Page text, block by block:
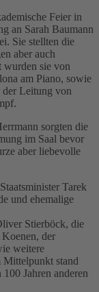
Feier in
an Sarah Baumann
Sie stellten die
aber auch
wurden sie von
am Piano, sowie
der Leitung von
sorgten die
im Saal bevor
aber liebevolle
Tarek
und ehemalige
Stierböck, die
der
weitere
Mittelpunkt stand
Jahren anderen